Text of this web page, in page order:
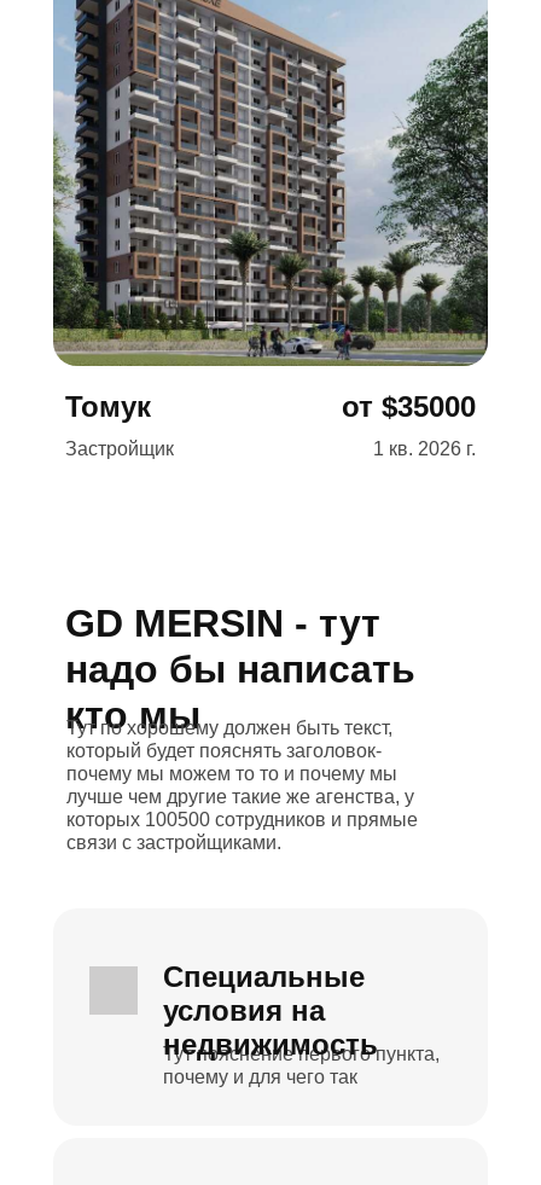
Подробнее →
Томук
Застройщик 1 кв. 2026 г.
от $35000
GD MERSIN - тут
надо бы написать
кто мы
Тут по хорошему должен быть текст,
который будет пояснять заголовок-
почему мы можем то то и почему мы
лучше чем другие такие же агенства, у
которых 100500 сотрудников и прямые
связи с застройщиками.
Тут пояснение первого пункта,
почему и для чего так
Специальные
условия на
недвижимость